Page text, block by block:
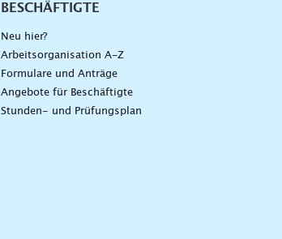
BESCHÄFTIGTE
Neu hier?
Arbeitsorganisation A-Z
Formulare und Anträge
Angebote für Beschäftigte
Stunden- und Prüfungsplan